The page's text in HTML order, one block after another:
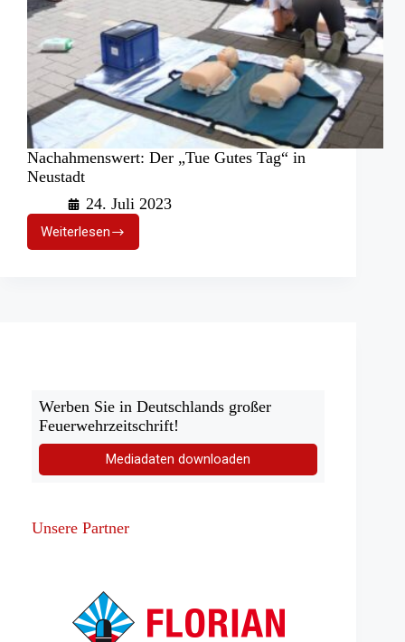
Nachahmenswert: Der „Tue Gutes Tag“ in
Neustadt
24. Juli 2023
WeiterlesenNachahmenswert:
Der
Werben Sie in Deutschlands großer
Feuerwehrzeitschrift!
Mediadaten downloaden
Unsere Partner